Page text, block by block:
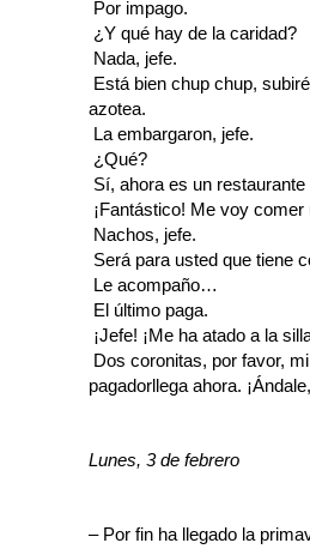
 Por impago.
 ¿Y qué hay de la caridad?
 Nada, jefe.
 Está bien chup chup,
azotea.
 La embargaron, jefe.
 ¿Qué?
 Sí, ahora es un
 ¡Fantástico! Me voy
 Nachos, jefe.
 Será para usted que tiene
 Le acompaño…
 El último paga.
 ¡Jefe! ¡Me ha atado a la
 Dos coronitas, por favor,
pagadorllega ahora.
Lunes, 3 de febrero
– Por fin ha llegado la